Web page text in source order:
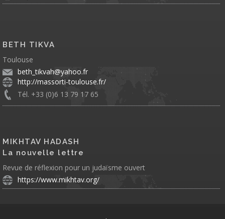
BETH TIKVA
Toulouse
beth_tikvah@yahoo.fr
http://massorti-toulouse.fr/
Tél. +33 (0)6 13 79 17 65
MIKHTAV HADASH
La nouvelle lettre
Revue de réflexion pour un judaïsme ouvert
https://www.mikhtav.org/